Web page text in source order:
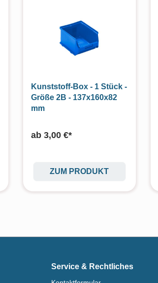
Kunststoff-Box - 1 Stück -
Größe 2B - 137x160x82
mm
ab 3,00 €*
ZUM PRODUKT
Service & Rechtliches